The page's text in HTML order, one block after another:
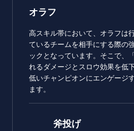
オラフ
高スキル帯において、オラフは
ているチームを相手にする際の
ックとなっています。そこで、
れるダメージとスロウ効果を低
低いチャンピオンにエンゲージ
ます。
斧投げ